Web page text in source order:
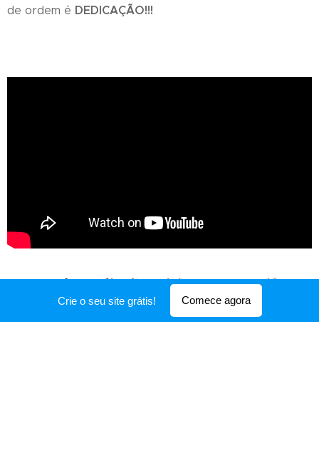
de ordem é DEDICAÇÃO!!!
Centro de Avaliações Fisicas Happy Life
TrainingCrie o seu site grátis! Comece agora